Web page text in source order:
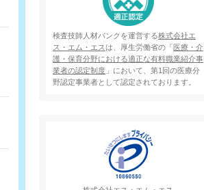
検査技師人材バンクを運営する株式会社エ
ス・エム・エスは、厚生労働省の「 医療・介
護・保育分野における適正な有料職業紹介事
業者の認定制度」において、第1回の医療分
野認定事業者として認定されております。